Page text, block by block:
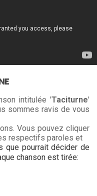
intitulée 'Taciturne'
sommes ravis de vous
Vous pouvez cliquer
respectifs paroles et
que pourrait décider de
chanson est tirée: